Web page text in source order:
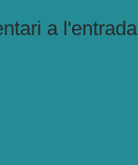
a l'entrada